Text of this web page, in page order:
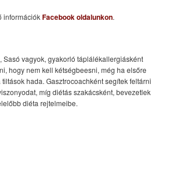
információkFacebook oldalunkon.
Sasó vagyok, gyakorló táplálékallergiásként
hogy nem kell kétségbeesni, még ha elsőre
hada. Gasztrocoachként segítek feltárni
míg diétás szakácsként, bevezetlek
diéta rejtelmeibe.